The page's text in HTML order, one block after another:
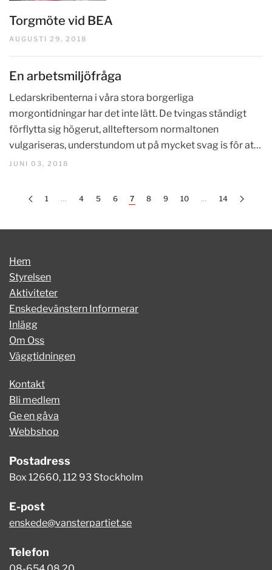
Torgmöte vid BEA
AUGUSTI 29, 2018
En arbetsmiljöfråga
Ledarskribenterna i våra stora borgerliga
morgontidningar har det inte lätt. De tvingas ständigt
förflytta sig högerut, allteftersom normaltonen
vulgariseras, understundom ut på mycket svag is för at…
JUNI 03, 2018
1 … 4 5 6 7 8 9 10 … 14
Hem
Styrelsen
Aktiviteter
Enskedevänstern Informerar
Inlägg
Om Oss
Väggtidningen
Kontakt
Bli medlem
Ge en gåva
Webbshop
Postadress
Box 12660, 112 93 Stockholm
E-post
enskede@vansterpartiet.se
Telefon